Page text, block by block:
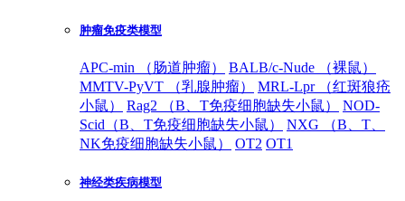
肿瘤免疫类模型
APC-min （肠道肿瘤）
BALB/c-Nude （裸鼠）
MMTV-PyVT （乳腺肿瘤）
MRL-Lpr （红斑狼疮
小鼠）
Rag2 （B、T免疫细胞缺失小鼠）
NOD-
Scid（B、T免疫细胞缺失小鼠）
NXG （B、T、
NK免疫细胞缺失小鼠）
OT2 OT1
神经类疾病模型